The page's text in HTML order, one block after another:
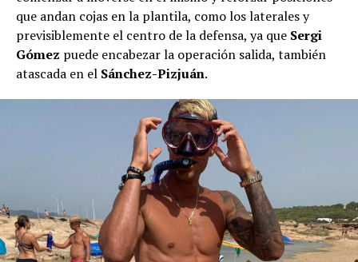
que andan cojas en la plantila, como los laterales y
previsiblemente el centro de la defensa, ya que Sergi
Gómez puede encabezar la operación salida, también
atascada en el Sánchez-Pizjuán.